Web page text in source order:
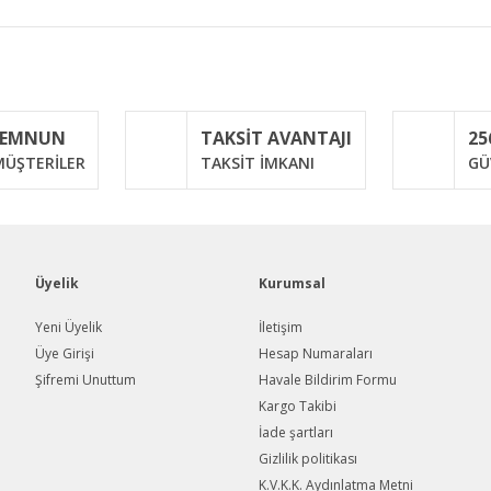
Yorum Yaz
Gönder
TAKSİT AVANTAJI
TAKSİT İMKANI
Üyelik
Yeni Üyelik
Üye Girişi
Şifremi Unuttum
Kurumsal
İletişim
Hesap Numaraları
Havale Bildirim Formu
Kargo Takibi
İade şartları
Gizlilik politikası
K.V.K.K. Aydınlatma Metni